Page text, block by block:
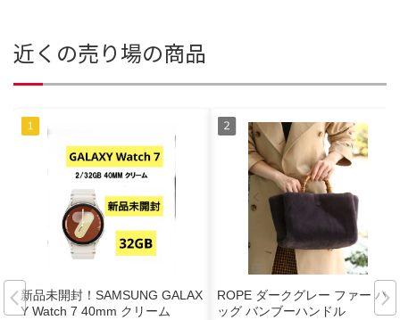
近くの売り場の商品
新品未開封！SAMSUNG GALAX
Y Watch 7 40mm クリーム
ROPE ダークグレー ファー バ
ッグ バンブーハンドル